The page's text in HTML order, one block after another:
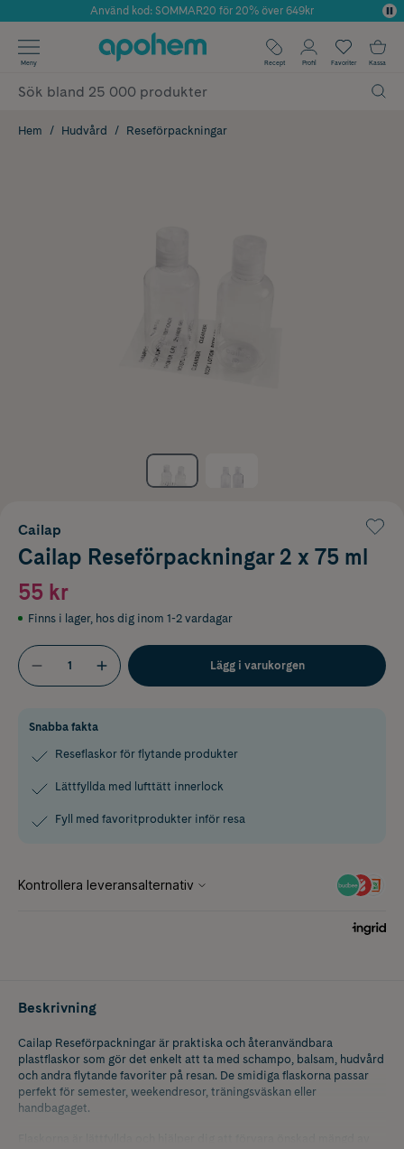
Årets Butik 2025 inom Skönhet
Använd kod: SOMMAR20 för 20% över 649kr
✓ Fri frakt
✓ Poäng på alla köp*
Meny Recept Profil Favoriter Kassa
Hem Hudvård Reseförpackningar
Cailap
Cailap Reseförpackningar 2 x 75 ml
55 kr
Finns i lager, hos dig inom 1-2 vardagar
Lägg i varukorgen
Snabba fakta
Reseflaskor för flytande produkter
Lättfyllda med lufttätt innerlock
Fyll med favoritprodukter inför resa
Beskrivning
Cailap Reseförpackningar är praktiska och återanvändbara
plastflaskor som gör det enkelt att ta med schampo, balsam, hudvård
och andra flytande favoriter på resan. De smidiga flaskorna passar
perfekt för semester, weekendresor, träningsväskan eller
handbagaget.